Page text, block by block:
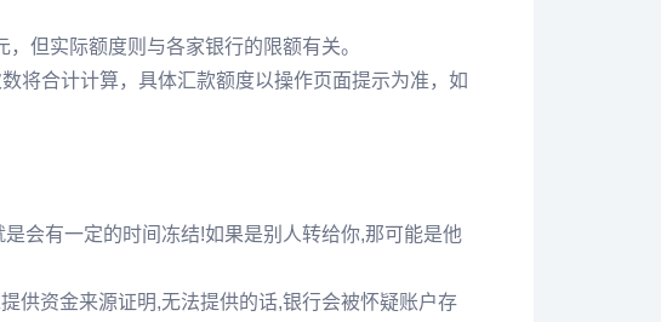
但实际额度则与各家银行的限额有关。
将合计计算，具体汇款额度以操作页面提示为准，如
会有一定的时间冻结!如果是别人转给你,那可能是他
供资金来源证明,无法提供的话,银行会被怀疑账户存